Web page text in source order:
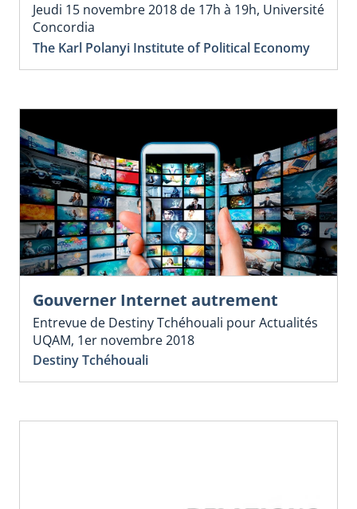
Jeudi 15 novembre 2018 de 17h à 19h, Université
Concordia
The Karl Polanyi Institute of Political Economy
Gouverner Internet autrement
Entrevue de Destiny Tchéhouali pour Actualités
UQAM, 1er novembre 2018
Destiny Tchéhouali